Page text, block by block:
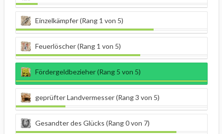
Einzelkämpfer (Rang 1 von 5)
Feuerlöscher (Rang 1 von 5)
Fördergeldbezieher (Rang 5 von 5)
geprüfter Landvermesser (Rang 3 von 5)
Gesandter des Glücks (Rang 0 von 7)